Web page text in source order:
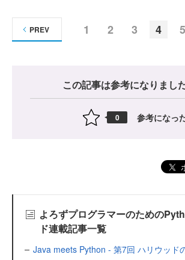
1 2 3 4 5
PREV
この記事は参考になりまし
0 参考になっ
よろずプログラマーのための
ド連載記事一覧
Java meets Python - 第7回 ハリウッド